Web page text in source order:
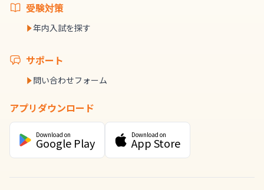
受験対策
年内入試を探す
サポート
問い合わせフォーム
アプリダウンロード
Download on
Google Play
Download on
App Store